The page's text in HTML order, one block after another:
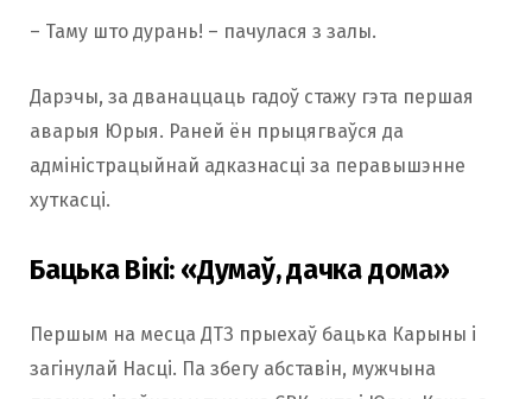
– Таму што дурань! – пачулася з залы.
Дарэчы, за дванаццаць гадоў стажу гэта першая
аварыя Юрыя. Раней ён прыцягваўся да
адміністрацыйнай адказнасці за перавышэнне
хуткасці.
Бацька Вікі: «Думаў, дачка дома»
Першым на месца ДТЗ прыехаў бацька Карыны і
загінулай Насці. Па збегу абставін, мужчына